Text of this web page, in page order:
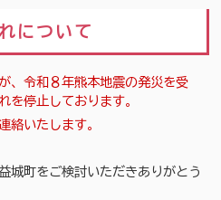
について
令和８年熊本地震の発災を受
を停止しております。
いたします。
城町をご検討いただきありがとう